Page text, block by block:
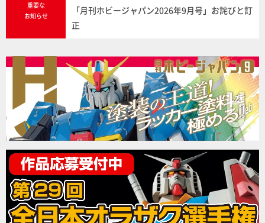
重要な
お知らせ
「月刊ホビージャパン2026年9月号」お詫びと訂
正